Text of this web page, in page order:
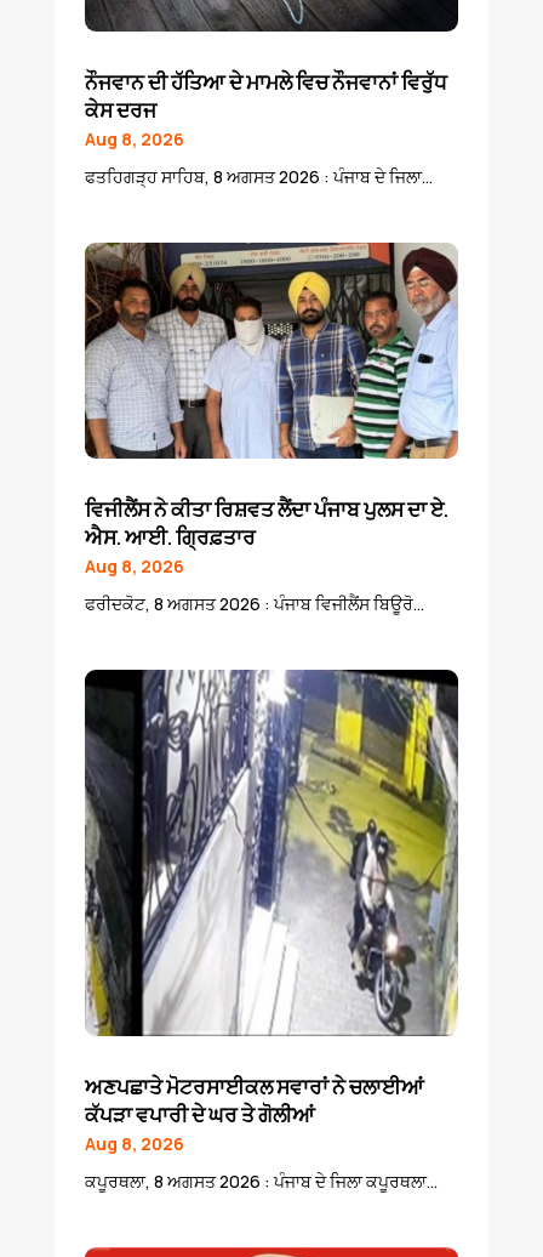
ਨੌਜਵਾਨ ਦੀ ਹੱਤਿਆ ਦੇ ਮਾਮਲੇ ਵਿਚ ਨੌਜਵਾਨਾਂ ਵਿਰੁੱਧ
ਕੇਸ ਦਰਜ
Aug 8, 2026
ਫਤਹਿਗੜ੍ਹ ਸਾਹਿਬ, 8 ਅਗਸਤ 2026 : ਪੰਜਾਬ ਦੇ ਜਿਲਾ...
ਵਿਜੀਲੈਂਸ ਨੇ ਕੀਤਾ ਰਿਸ਼ਵਤ ਲੈਂਦਾ ਪੰਜਾਬ ਪੁਲਸ ਦਾ ਏ.
ਐਸ. ਆਈ. ਗ੍ਰਿਫ਼ਤਾਰ
Aug 8, 2026
ਫਰੀਦਕੋਟ, 8 ਅਗਸਤ 2026 : ਪੰਜਾਬ ਵਿਜੀਲੈਂਸ ਬਿਊਰੋ...
ਅਣਪਛਾਤੇ ਮੋਟਰਸਾਈਕਲ ਸਵਾਰਾਂ ਨੇ ਚਲਾਈਆਂ
ਕੱਪੜਾ ਵਪਾਰੀ ਦੇ ਘਰ ਤੇ ਗੋਲੀਆਂ
Aug 8, 2026
ਕਪੂਰਥਲਾ, 8 ਅਗਸਤ 2026 : ਪੰਜਾਬ ਦੇ ਜਿਲਾ ਕਪੂਰਥਲਾ...